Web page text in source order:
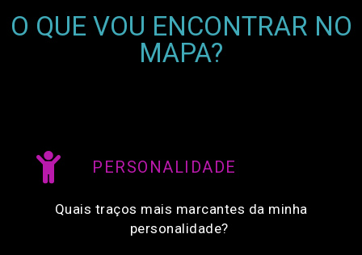
O QUE VOU ENCONTRAR NO
MAPA?
PERSONALIDADE
Quais traços mais marcantes da minha
personalidade?